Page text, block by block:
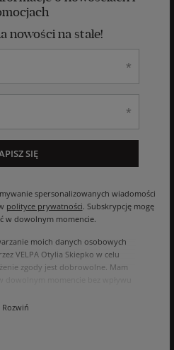
nowości na stałe!
spersonalizowanych wiadomości
polityce prywatności. Subskrypcję mogę
w dowolnym momencie.
moich danych osobowych
VELPA Otylia Skiepko w celu
zgody jest dobrowolne. Mam
cofnięciem. Mam prawo dostępu
Rozwiń
SIĘ